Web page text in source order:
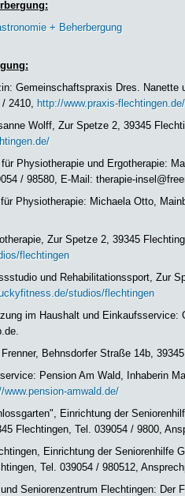
+ Beherbergung
Gemeinschaftspraxis Dres. Nanette
/ 2410, http://www.praxis-flechtingen.de/
Wolff, Zur Spetze 2, 39345
Physiotherapie und Ergotherapie:
/ 98580, E-Mail: therapie-
Physiotherapie: Michaela Otto,
Zur Spetze 2, 39345
flechtingen
und Rehabilitationssport, Zur
studios/flechtingen
im Haushalt und Einkaufsservice:
Behnsdorfer Straße 14b,
Pension Am Wald, Inhaberin
www.pension-amwald.de/
Einrichtung der
Flechtingen, Tel. 039054 / 9800,
Einrichtung der Seniorenhilfe
Tel. 039054 / 980512,
Seniorenzentrum Flechtingen: Der